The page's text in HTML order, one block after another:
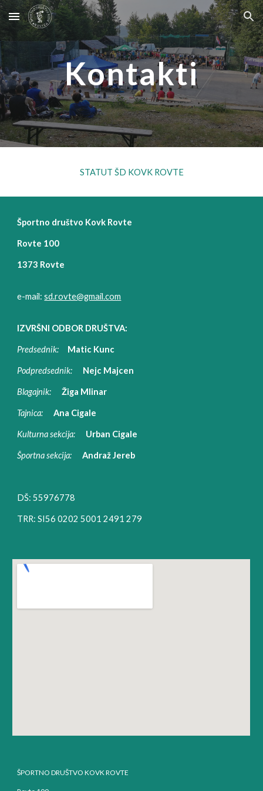
Skip to main content Skip to navigation
Kontakti
STATUT ŠD KOVK ROVTE
Športno društvo Kovk Rovte
Rovte 100
1373 Rovte
e-mail:sd.rovte@gmail.com
IZVRŠNI ODBOR DRUŠTVA:
Predsednik: Matic Kunc
Podpredsednik: Nejc Majcen
Blagajnik: Žiga Mlinar
Tajnica: Ana Cigale
Kulturna sekcija: Urban Cigale
Športna sekcija: Andraž Jereb
DŠ:55976778
TRR:SI56 0202 5001 2491 279
ŠPORTNO DRUŠTVO KOVK ROVTE